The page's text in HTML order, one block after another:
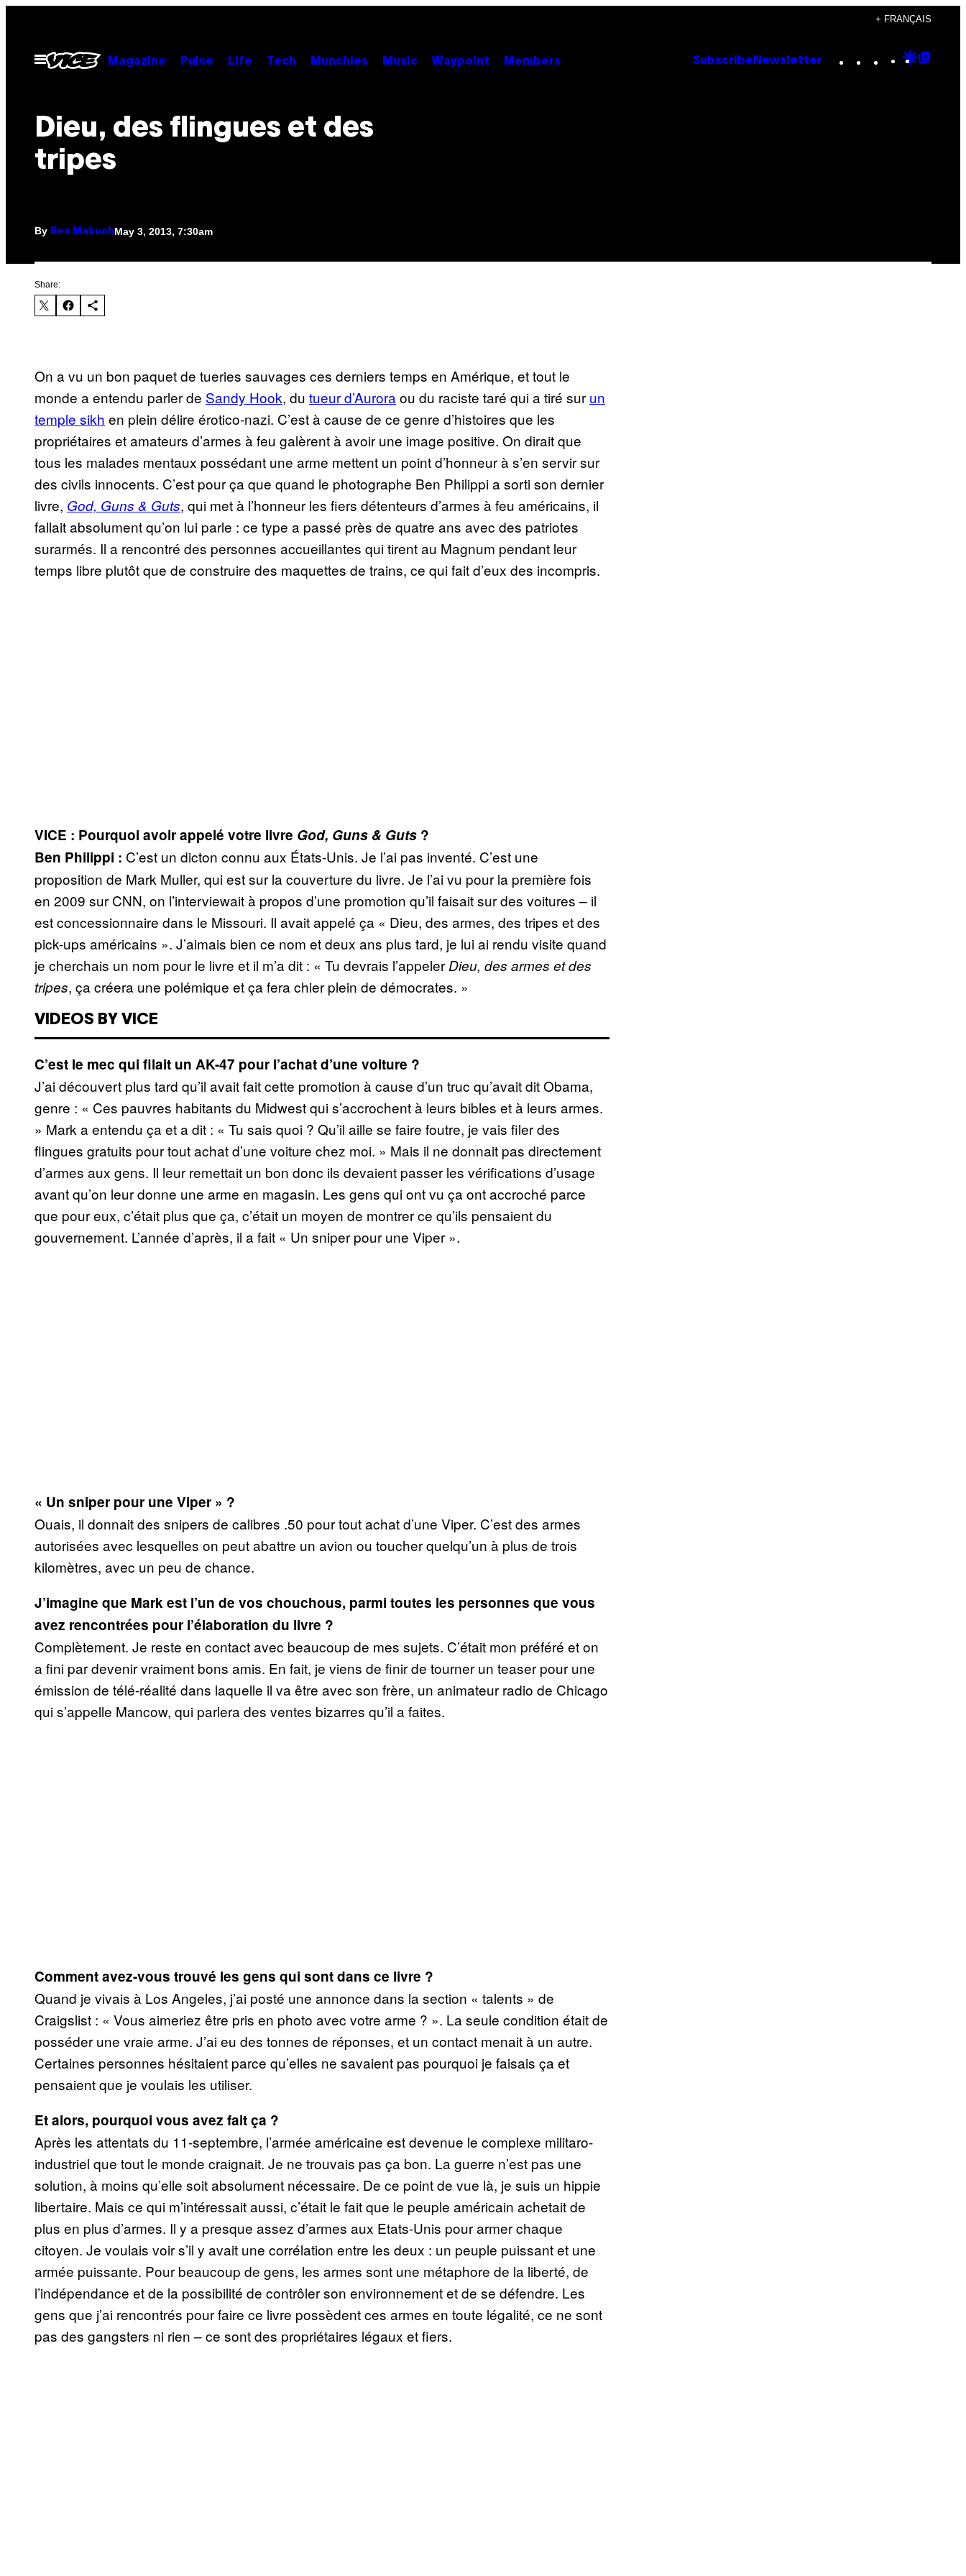
content
+ FRANÇAIS
Open
Menu
Magazine Pulse Life Tech Munchies Music Waypoint Members Subscribe Newsletter Instagram
TikTok
YouTube
Google
Dieu, des flingues et des
tripes
By Ben MakuchMay 3, 2013, 7:30am
Share:
On a vu un bon paquet de tueries sauvages ces derniers temps en Amérique, et tout le
monde a entendu parler de Sandy Hook, du tueur d’Aurora ou du raciste taré qui a tiré sur un
temple sikh en plein délire érotico-nazi. C’est à cause de ce genre d’histoires que les
propriétaires et amateurs d’armes à feu galèrent à avoir une image positive. On dirait que
tous les malades mentaux possédant une arme mettent un point d’honneur à s’en servir sur
des civils innocents. C’est pour ça que quand le photographe Ben Philippi a sorti son dernier
livre, God, Guns & Guts, qui met à l’honneur les fiers détenteurs d’armes à feu américains, il
fallait absolument qu’on lui parle : ce type a passé près de quatre ans avec des patriotes
surarmés. Il a rencontré des personnes accueillantes qui tirent au Magnum pendant leur
temps libre plutôt que de construire des maquettes de trains, ce qui fait d’eux des incompris.
VICE : Pourquoi avoir appelé votre livre God, Guns & Guts ?
Ben Philippi : C’est un dicton connu aux États-Unis. Je l’ai pas inventé. C’est une
proposition de Mark Muller, qui est sur la couverture du livre. Je l’ai vu pour la première fois
en 2009 sur CNN, on l’interviewait à propos d’une promotion qu’il faisait sur des voitures – il
est concessionnaire dans le Missouri. Il avait appelé ça « Dieu, des armes, des tripes et des
pick-ups américains ». J’aimais bien ce nom et deux ans plus tard, je lui ai rendu visite quand
je cherchais un nom pour le livre et il m’a dit : « Tu devrais l’appelerDieu, des armes et des
tripes, ça créera une polémique et ça fera chier plein de démocrates. »
VIDEOS BY VICE
C’est le mec qui filait un AK-47 pour l’achat d’une voiture ?
J’ai découvert plus tard qu’il avait fait cette promotion à cause d’un truc qu’avait dit Obama,
genre : « Ces pauvres habitants du Midwest qui s’accrochent à leurs bibles et à leurs armes.
» Mark a entendu ça et a dit : « Tu sais quoi ? Qu’il aille se faire foutre, je vais filer des
flingues gratuits pour tout achat d’une voiture chez moi. » Mais il ne donnait pas directement
d’armes aux gens. Il leur remettait un bon donc ils devaient passer les vérifications d’usage
avant qu’on leur donne une arme en magasin. Les gens qui ont vu ça ont accroché parce
que pour eux, c’était plus que ça, c’était un moyen de montrer ce qu’ils pensaient du
gouvernement. L’année d’après, il a fait « Un sniper pour une Viper ».
« Un sniper pour une Viper » ?
Ouais, il donnait des snipers de calibres .50 pour tout achat d’une Viper. C’est des armes
autorisées avec lesquelles on peut abattre un avion ou toucher quelqu’un à plus de trois
kilomètres, avec un peu de chance.
J’imagine que Mark est l’un de vos chouchous, parmi toutes les personnes que vous
avez rencontrées pour l’élaboration du livre ?
Complètement. Je reste en contact avec beaucoup de mes sujets. C’était mon préféré et on
a fini par devenir vraiment bons amis. En fait, je viens de finir de tourner un teaser pour une
émission de télé-réalité dans laquelle il va être avec son frère, un animateur radio de Chicago
qui s’appelle Mancow, qui parlera des ventes bizarres qu’il a faites.
Comment avez-vous trouvé les gens qui sont dans ce livre ?
Quand je vivais à Los Angeles, j’ai posté une annonce dans la section « talents » de
Craigslist : « Vous aimeriez être pris en photo avec votre arme ? ». La seule condition était de
posséder une vraie arme. J’ai eu des tonnes de réponses, et un contact menait à un autre.
Certaines personnes hésitaient parce qu’elles ne savaient pas pourquoi je faisais ça et
pensaient que je voulais les utiliser.
Et alors, pourquoi vous avez fait ça ?
Après les attentats du 11-septembre, l’armée américaine est devenue le complexe militaro-
industriel que tout le monde craignait. Je ne trouvais pas ça bon. La guerre n’est pas une
solution, à moins qu’elle soit absolument nécessaire. De ce point de vue là, je suis un hippie
libertaire. Mais ce qui m’intéressait aussi, c’était le fait que le peuple américain achetait de
plus en plus d’armes. Il y a presque assez d’armes aux Etats-Unis pour armer chaque
citoyen. Je voulais voir s’il y avait une corrélation entre les deux : un peuple puissant et une
armée puissante. Pour beaucoup de gens, les armes sont une métaphore de la liberté, de
l’indépendance et de la possibilité de contrôler son environnement et de se défendre. Les
gens que j’ai rencontrés pour faire ce livre possèdent ces armes en toute légalité, ce ne sont
pas des gangsters ni rien – ce sont des propriétaires légaux et fiers.